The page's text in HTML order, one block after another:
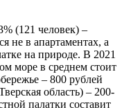
(121 человек) –
не в апартаментах, а
на природе. В 2021
море в среднем стоит
– 800 рублей
область) – 200-
палатки составит